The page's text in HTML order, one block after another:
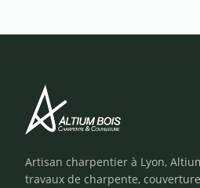
Artisan charpentier à Lyon,
travaux de charpente,